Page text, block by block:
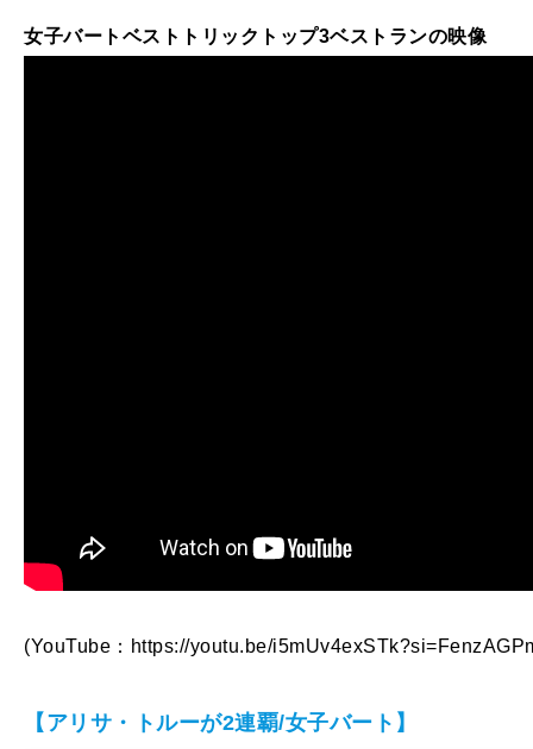
女子バートベストトリックトップ3ベストランの映像
(YouTube：https://youtu.be/
【アリサ・トルーが2連覇/女子バート】